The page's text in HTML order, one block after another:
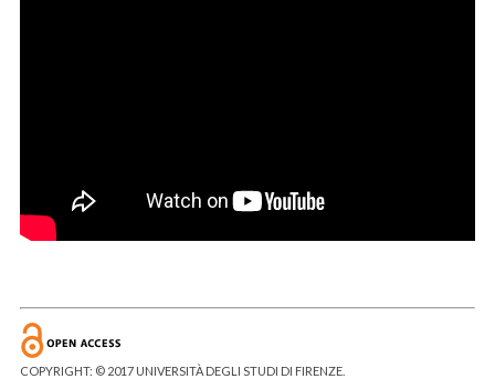
COPYRIGHT: © 2017 UNIVERSITÀ DEGLI STUDI DI FIRENZE.